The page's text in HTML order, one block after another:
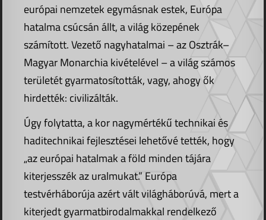
európai nemzetek egymásnak estek, Európa
hatalma csúcsán állt, a világ közepének
számított. Vezető nagyhatalmai – az Osztrák–
Magyar Monarchia kivételével – a világ számos
területét gyarmatosították, vagy, ahogy ők
hirdették: civilizálták.
Úgy folytatta, a kor nagymértékű technikai és
haditechnikai fejlesztései lehetővé tették, hogy
„az európai hatalmak a föld minden tájára
kiterjesszék az uralmukat.” Európa
testvérháborúja azért vált világháborúvá, mert a
kiterjedt gyarmatbirodalmakkal rendelkező